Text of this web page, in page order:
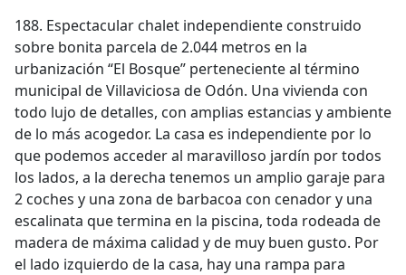
188. Espectacular chalet independiente construido
sobre bonita parcela de 2.044 metros en la
urbanización “El Bosque” perteneciente al término
municipal de Villaviciosa de Odón. Una vivienda con
todo lujo de detalles, con amplias estancias y ambiente
de lo más acogedor. La casa es independiente por lo
que podemos acceder al maravilloso jardín por todos
los lados, a la derecha tenemos un amplio garaje para
2 coches y una zona de barbacoa con cenador y una
escalinata que termina en la piscina, toda rodeada de
madera de máxima calidad y de muy buen gusto. Por
el lado izquierdo de la casa, hay una rampa para